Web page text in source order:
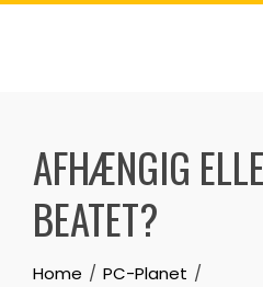
Skip
AFHÆNGIG
BEATET?
Home
PC-Planet